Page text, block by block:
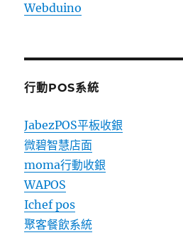
Webduino
行動POS系統
JabezPOS平板收銀
微碧智慧店面
moma行動收銀
WAPOS
Ichef pos
聚客餐飲系統